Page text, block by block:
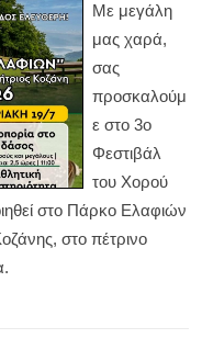
Με μεγάλη
μας χαρά,
σας
προσκαλούμ
ε στο 3ο
Φεστιβάλ
του Χορού
στο Πάρκο Ελαφιών
στο πέτρινο